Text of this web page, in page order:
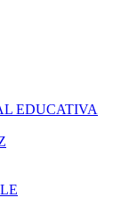
EDUCATIVA